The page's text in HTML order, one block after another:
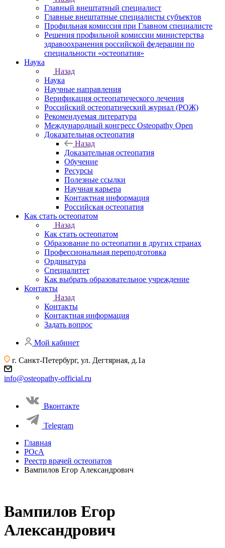
Главный внештатный специалист
Главные внештатные специалисты субъектов
Профильная комиссия при Главном специалисте
Решения профильной комиссии министерства
здравоохранения российской федерации по
специальности «остеопатия»
Наука
Назад
Наука
Научные направления
Верификация остеопатического лечения
Российский остеопатический журнал (РОЖ)
Рекомендуемая литература
Международный конгресс Osteopathy Open
Доказательная остеопатия
Назад
Доказательная остеопатия
Обучение
Ресурсы
Полезные ссылки
Научная карьера
Контактная информация
Российская остеопатия
Как стать остеопатом
Назад
Как стать остеопатом
Образование по остеопатии в других странах
Профессиональная переподготовка
Ординатура
Специалитет
Как выбрать образовательное учреждение
Контакты
Назад
Контакты
Контактная информация
Задать вопрос
Мой кабинет
г. Санкт-Петербург, ул. Дегтярная, д.1а
info@osteopathy-official.ru
Вконтакте
Telegram
Главная
РОсА
Реестр врачей остеопатов
Вампилов Егор Александрович
Вампилов Егор
Александрович